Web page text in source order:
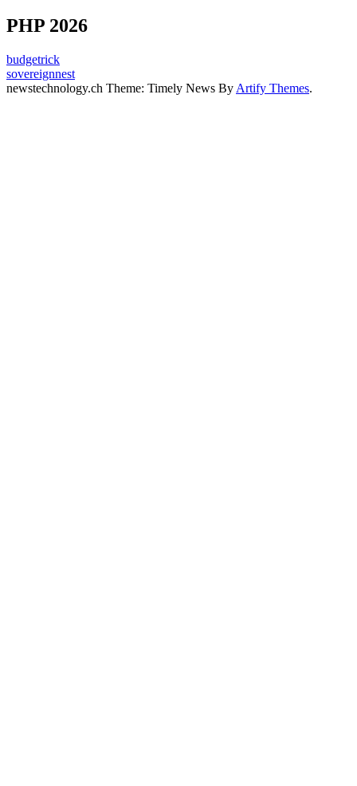
PHP 2026
budgetrick
sovereignnest
newstechnology.ch Theme: Timely News By Artify Themes.